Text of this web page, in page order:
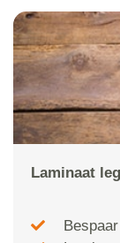
Laminaat